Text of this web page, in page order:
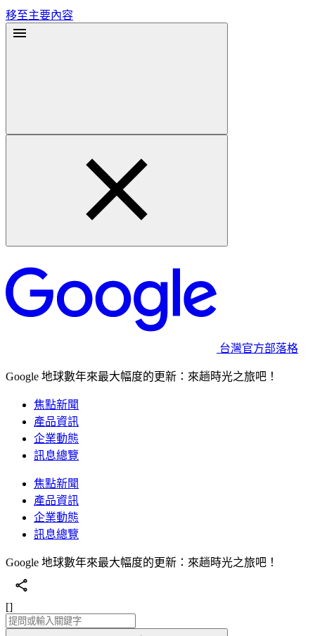
移至主要內容
台灣官方部落格
Google 地球數年來最大幅度的更新：來趟時光之旅吧！
焦點新聞
產品資訊
企業動態
訊息總覽
焦點新聞
產品資訊
企業動態
訊息總覽
Google 地球數年來最大幅度的更新：來趟時光之旅吧！
[]